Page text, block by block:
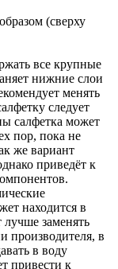
(сверху
все крупные
нижние слои
менять
следует
салфетка может
пор, пока не
же вариант
приведёт к
находится в
лучше заменять
производителя, в
в воду
привести к